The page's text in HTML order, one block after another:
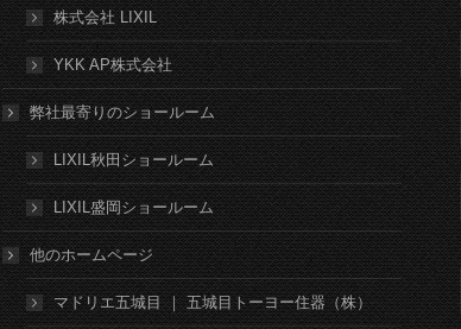
株式会社 LIXIL
YKK AP株式会社
弊社最寄りのショールーム
LIXIL秋田ショールーム
LIXIL盛岡ショールーム
他のホームページ
マドリエ五城目 ｜ 五城目トーヨー住器（株）